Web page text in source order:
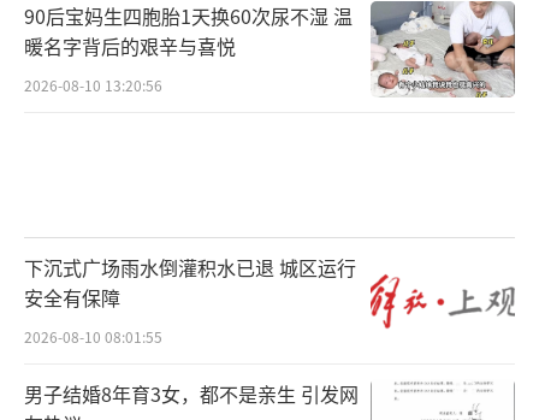
90后宝妈生四胞胎1天换60次尿不湿 温
暖名字背后的艰辛与喜悦
2026-08-10 13:20:56
下沉式广场雨水倒灌积水已退 城区运行
安全有保障
2026-08-10 08:01:55
男子结婚8年育3女，都不是亲生 引发网